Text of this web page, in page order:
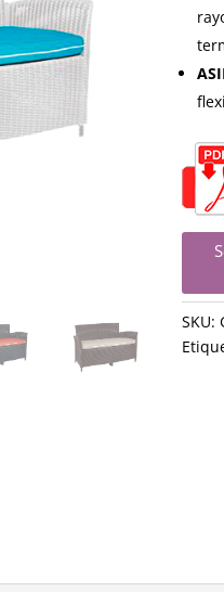
SKU: